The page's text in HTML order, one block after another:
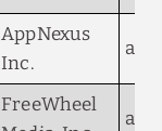
AppNexus
Inc.
FreeWheel